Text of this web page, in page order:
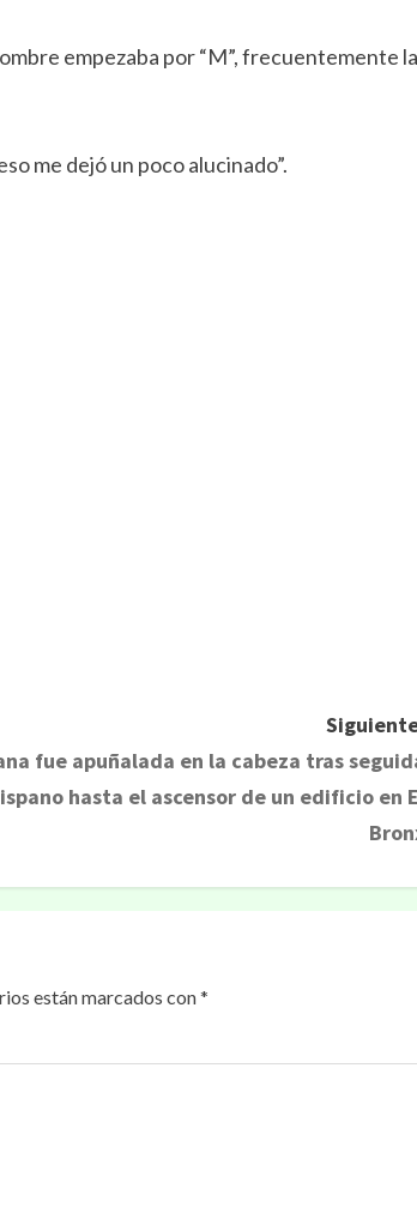
empezaba por “M”, frecuentemente la
me dejó un poco alucinado”.
fue apuñalada en la cabeza tras
hasta el ascensor de un edificio en
están marcados con*